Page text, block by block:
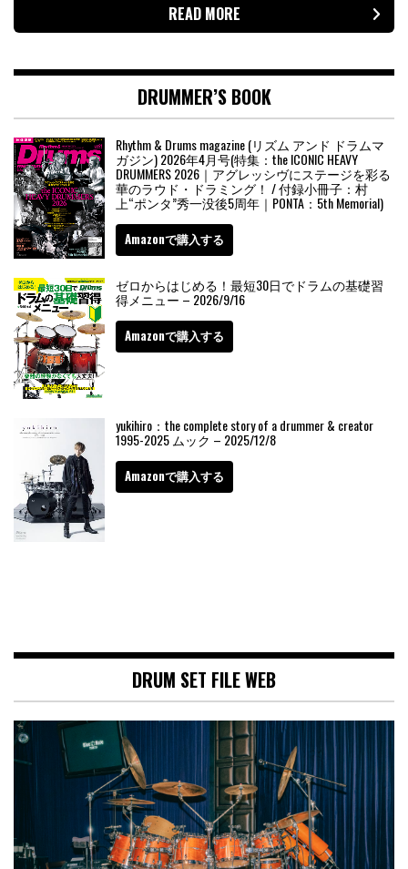
READ MORE
DRUMMER’S BOOK
Rhythm & Drums magazine (リズム アンド ドラムマ
ガジン) 2026年4月号(特集：the ICONIC HEAVY
DRUMMERS 2026｜アグレッシヴにステージを彩る
華のラウド・ドラミング！ / 付録小冊子：村
上“ポンタ”秀一没後5周年｜PONTA：5th Memorial)
Amazonで購入する
ゼロからはじめる！最短30日でドラムの基礎習
得メニュー – 2026/9/16
Amazonで購入する
yukihiro：the complete story of a drummer & creator
1995-2025 ムック – 2025/12/8
Amazonで購入する
DRUM SET FILE WEB